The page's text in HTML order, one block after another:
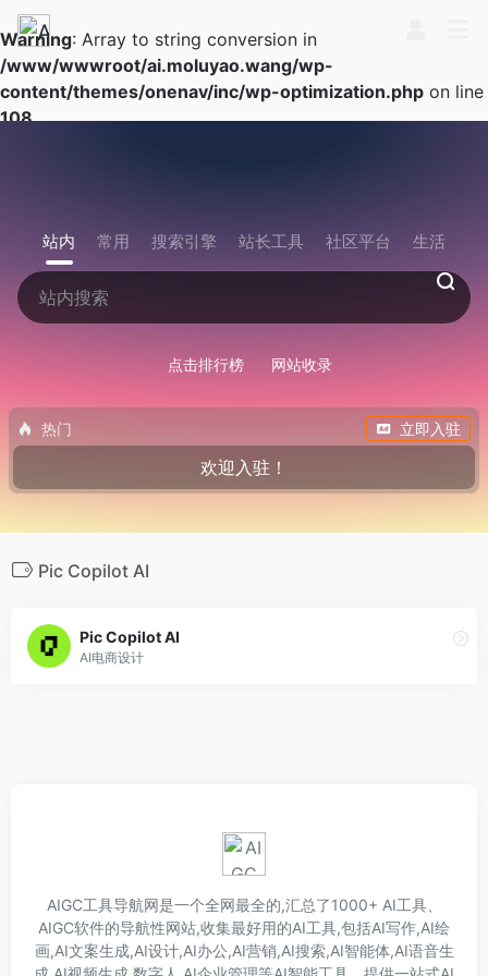
Warning: Array to string conversion in
/www/wwwroot/ai.moluyao.wang/wp-
content/themes/onenav/inc/wp-optimization.php on line
108
站内 常用 搜索引擎 站长工具 社区平台 生活
点击排行榜 网站收录
热门 立即入驻
欢迎入驻！
Pic Copilot AI
Pic Copilot AI
AI电商设计
AIGC工具导航网是一个全网最全的,汇总了1000+ AI工具、
AIGC软件的导航性网站,收集最好用的AI工具,包括AI写作,AI绘
画,AI文案生成,AI设计,AI办公,AI营销,AI搜索,AI智能体,AI语音生